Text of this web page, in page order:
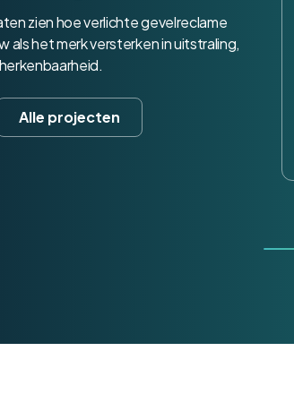
zien hoe verlichte gevelreclame
als het merk versterken in uitstraling,
Alle projecten